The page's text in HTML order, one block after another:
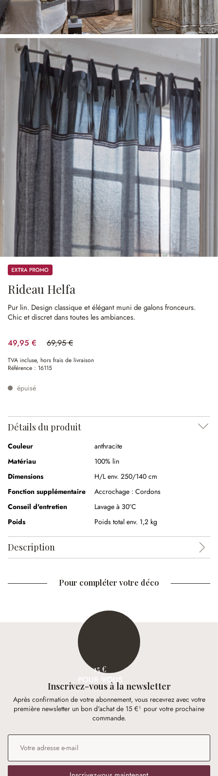
Promos
Rideau Helfa
Pur lin. Design classique et élégant muni de galons fronceurs.
Chic et discret dans toutes les ambiances.
49,95 € 69,95 €
(28.59%spared)
TVA incluse, hors frais de livraison
Référence : 16115
épuisé
Détails du produit
Couleur
anthracite
Matériau
100% lin
Dimensions
H/L env. 250/140 cm
Fonction supplémentaire
Accrochage : Cordons
Conseil d'entretien
Lavage à 30°C
Poids
Poids total env. 1,2 kg
Description
Pour compléter votre déco
15 €
POUR VOUS
Inscrivez-vous à la newsletter
Après confirmation de votre abonnement, vous recevrez avec votre
première newsletter un bon d'achat de 15 €¹ pour votre prochaine
commande.
Adresse e-mail